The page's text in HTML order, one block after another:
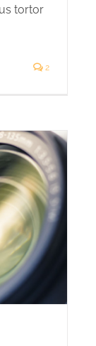
tortor
2